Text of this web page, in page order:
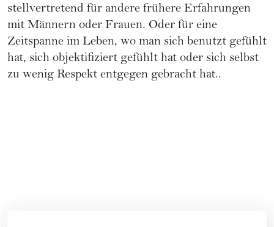
stellvertretend für andere frühere Erfahrungen
mit Männern oder Frauen. Oder für eine
Zeitspanne im Leben, wo man sich benutzt gefühlt
hat, sich objektifiziert gefühlt hat oder sich selbst
zu wenig Respekt entgegen gebracht hat..